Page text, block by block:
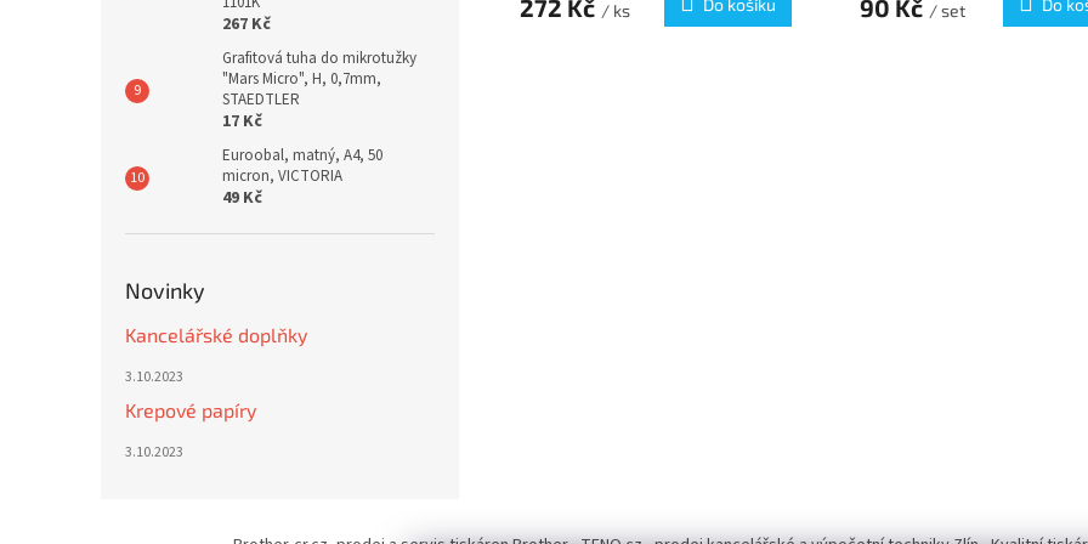
267 Kč
Grafitová tuha do mikrotužky
"Mars Micro", H, 0,7mm,
STAEDTLER
17 Kč
Euroobal, matný, A4, 50
micron, VICTORIA
49 Kč
Novinky
Kancelářské doplňky
3.10.2023
Krepové papíry
3.10.2023
272 Kč / ks 90 Kč / set